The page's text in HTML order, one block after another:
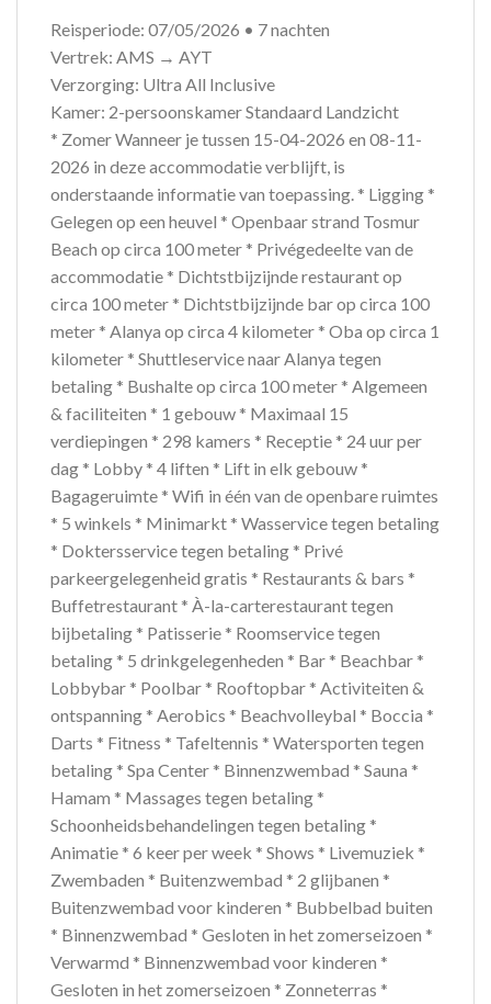
Reisperiode: 07/05/2026 • 7 nachten
Vertrek: AMS → AYT
Verzorging: Ultra All Inclusive
Kamer: 2-persoonskamer Standaard Landzicht
* Zomer Wanneer je tussen 15-04-2026 en 08-11-
2026 in deze accommodatie verblijft, is
onderstaande informatie van toepassing. * Ligging *
Gelegen op een heuvel * Openbaar strand Tosmur
Beach op circa 100 meter * Privégedeelte van de
accommodatie * Dichtstbijzijnde restaurant op
circa 100 meter * Dichtstbijzijnde bar op circa 100
meter * Alanya op circa 4 kilometer * Oba op circa 1
kilometer * Shuttleservice naar Alanya tegen
betaling * Bushalte op circa 100 meter * Algemeen
& faciliteiten * 1 gebouw * Maximaal 15
verdiepingen * 298 kamers * Receptie * 24 uur per
dag * Lobby * 4 liften * Lift in elk gebouw *
Bagageruimte * Wifi in één van de openbare ruimtes
* 5 winkels * Minimarkt * Wasservice tegen betaling
* Doktersservice tegen betaling * Privé
parkeergelegenheid gratis * Restaurants & bars *
Buffetrestaurant * À-la-carterestaurant tegen
bijbetaling * Patisserie * Roomservice tegen
betaling * 5 drinkgelegenheden * Bar * Beachbar *
Lobbybar * Poolbar * Rooftopbar * Activiteiten &
ontspanning * Aerobics * Beachvolleybal * Boccia *
Darts * Fitness * Tafeltennis * Watersporten tegen
betaling * Spa Center * Binnenzwembad * Sauna *
Hamam * Massages tegen betaling *
Schoonheidsbehandelingen tegen betaling *
Animatie * 6 keer per week * Shows * Livemuziek *
Zwembaden * Buitenzwembad * 2 glijbanen *
Buitenzwembad voor kinderen * Bubbelbad buiten
* Binnenzwembad * Gesloten in het zomerseizoen *
Verwarmd * Binnenzwembad voor kinderen *
Gesloten in het zomerseizoen * Zonneterras *